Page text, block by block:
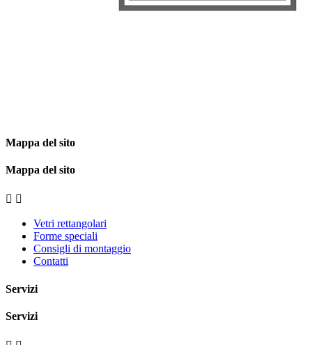
Mappa del sito
Mappa del sito
 
Vetri rettangolari
Forme speciali
Consigli di montaggio
Contatti
Servizi
Servizi